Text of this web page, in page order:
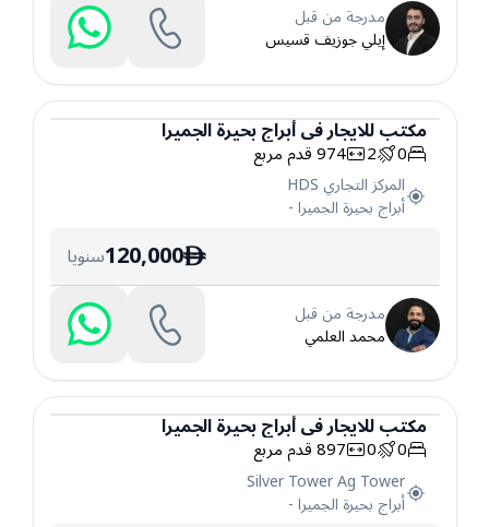
مدرجة من قبل
إيلي جوزيف قسيس
مكتب
مكتبللايجارفيأبراج بحيرة الجميرا
0
2
974قدم مربع
المركز التجاري HDS
أبراج بحيرة الجميرا-
ê
120,000سنويا
مدرجة من قبل
محمد العلمي
مكتب
مكتبللايجارفيأبراج بحيرة الجميرا
0
0
897قدم مربع
Silver Tower Ag Tower
أبراج بحيرة الجميرا-